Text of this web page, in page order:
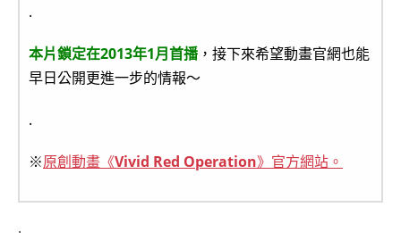
.
本片鎖定在2013年1月首播 ，接下來希望動畫官網也能
早日公開更進一步的情報～
.
※原創動畫《Vivid Red Operation》官方網站。
.